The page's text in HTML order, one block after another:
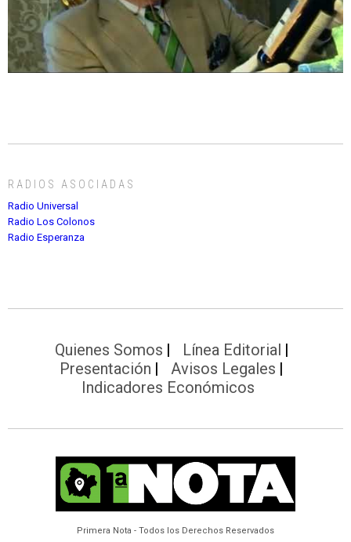
RADIOS ASOCIADAS
Radio Universal
Radio Los Colonos
Radio Esperanza
Quienes Somos
Línea Editorial
Presentación
Avisos Legales
Indicadores Económicos
Primera Nota - Todos los Derechos Reservados